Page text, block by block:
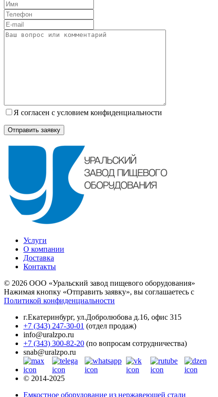
Я согласен с условием конфиденциальности
Услуги
О компании
Доставка
Контакты
© 2026 ООО «Уральский завод пищевого оборудования»
Нажимая кнопку «Отправить заявку», вы соглашаетесь с
Политикой конфиденциальности
г.Екатеринбург, ул.Добролюбова д.16, офис 315
+7 (343) 247-30-01 (отдел продаж)
info@uralzpo.ru
+7 (343) 300-82-20 (по вопросам сотрудничества)
snab@uralzpo.ru
© 2014-2025
Емкостное оборудование из нержавеющей стали